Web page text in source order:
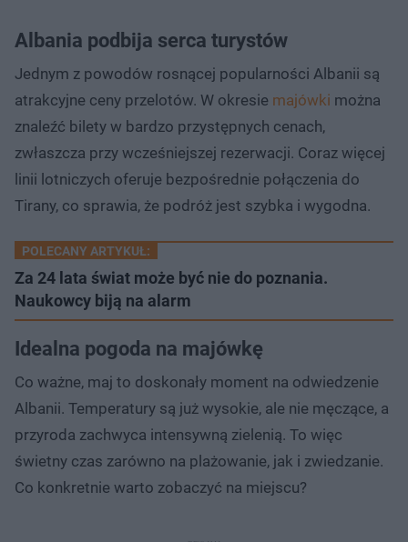
Albania podbija serca turystów
Jednym z powodów rosnącej popularności Albanii są
atrakcyjne ceny przelotów. W okresie majówki można
znaleźć bilety w bardzo przystępnych cenach,
zwłaszcza przy wcześniejszej rezerwacji. Coraz więcej
linii lotniczych oferuje bezpośrednie połączenia do
Tirany, co sprawia, że podróż jest szybka i wygodna.
POLECANY ARTYKUŁ:
Za 24 lata świat może być nie do poznania.
Naukowcy biją na alarm
Idealna pogoda na majówkę
Co ważne, maj to doskonały moment na odwiedzenie
Albanii. Temperatury są już wysokie, ale nie męczące, a
przyroda zachwyca intensywną zielenią. To więc
świetny czas zarówno na plażowanie, jak i zwiedzanie.
Co konkretnie warto zobaczyć na miejscu?